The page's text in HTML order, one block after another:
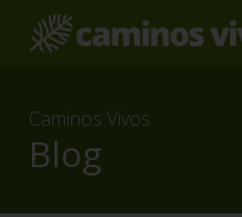
Caminos Vivos
Blog